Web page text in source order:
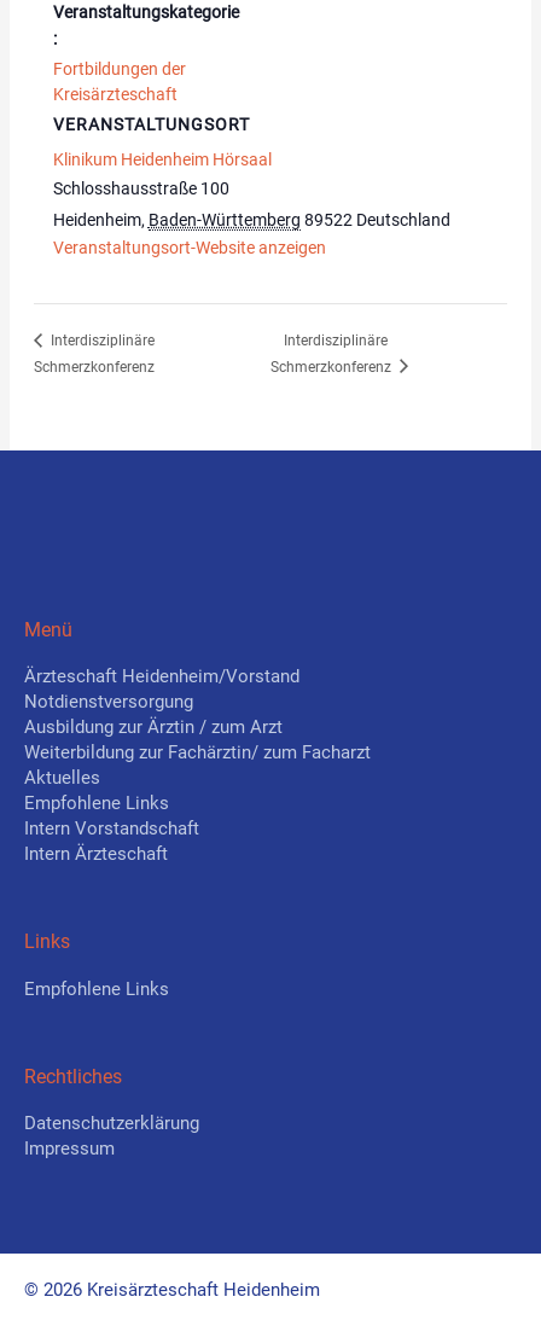
Veranstaltungskategorie
:
Fortbildungen der
Kreisärzteschaft
VERANSTALTUNGSORT
Klinikum Heidenheim Hörsaal
Schlosshausstraße 100
Heidenheim, Baden-Württemberg 89522 Deutschland
Veranstaltungsort-Website anzeigen
Interdisziplinäre
Schmerzkonferenz
Interdisziplinäre
Schmerzkonferenz
Menü
Ärzteschaft Heidenheim/Vorstand
Notdienstversorgung
Ausbildung zur Ärztin / zum Arzt
Weiterbildung zur Fachärztin/ zum Facharzt
Aktuelles
Empfohlene Links
Intern Vorstandschaft
Intern Ärzteschaft
Links
Empfohlene Links
Rechtliches
Datenschutzerklärung
Impressum
© 2026 Kreisärzteschaft Heidenheim